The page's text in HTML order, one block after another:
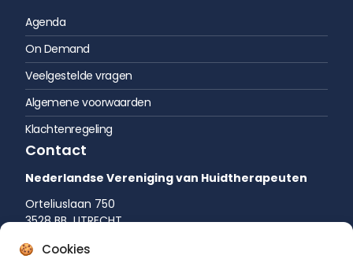
Cookies
Agenda
On Demand
Veelgestelde vragen
Algemene voorwaarden
Klachtenregeling
Contact
Nederlandse Vereniging van Huidtherapeuten
Orteliuslaan 750
3528 BB UTRECHT
035 542 75 52